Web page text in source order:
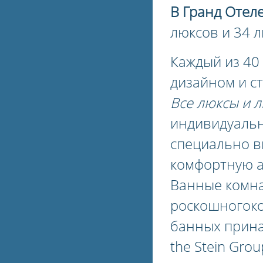
В Гранд
люксов и 34
Каждый из
дизайном и
Все люксы и
специально
комфортную
Ванные
банных
the Stein